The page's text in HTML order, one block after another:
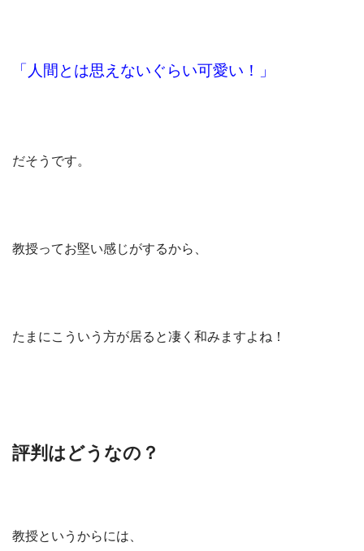
「人間とは思えないぐらい可愛い！」
だそうです。
教授ってお堅い感じがするから、
たまにこういう方が居ると凄く和みますよね！
評判はどうなの？
教授というからには、